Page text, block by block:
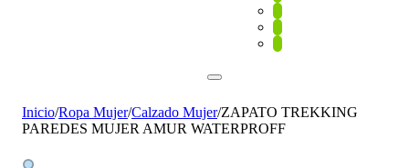
Inicio/Ropa Mujer/Calzado Mujer/ZAPATO TREKKING
PAREDES MUJER AMUR WATERPROFF